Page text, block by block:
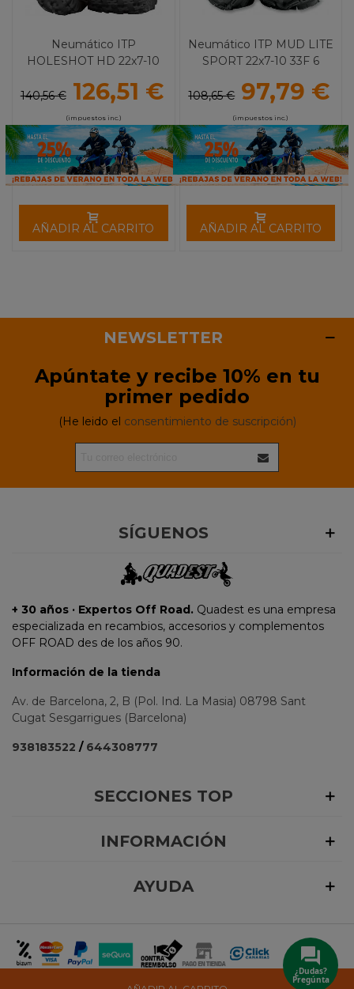
Neumático ITP
HOLESHOT HD 22x7-10
140,56 € 126,51 €
(impuestos inc.)
AÑADIR AL CARRITO
Neumático ITP MUD LITE
SPORT 22x7-10 33F 6
108,65 € 97,79 €
(impuestos inc.)
AÑADIR AL CARRITO
NEWSLETTER
Apúntate y recibe 10% en tu
primer pedido
(He leido el consentimiento de suscripción)
SÍGUENOS
+ 30 años · Expertos Off Road. Quadest es una empresa
especializada en recambios, accesorios y complementos
OFF ROAD des de los años 90.
Información de la tienda
Av. de Barcelona, 2, B (Pol. Ind. La Masia) 08798 Sant
Cugat Sesgarrigues (Barcelona)
938183522 / 644308777
SECCIONES TOP
INFORMACIÓN
AYUDA
¿Dudas?
Pregúnta